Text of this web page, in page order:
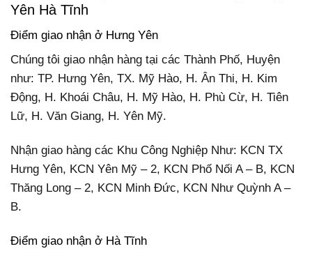
Yên Hà Tĩnh
Điểm giao nhận ở Hưng Yên
Chúng tôi giao nhận hàng tại các Thành Phố, Huyện
như: TP. Hưng Yên, TX. Mỹ Hào, H. Ân Thi, H. Kim
Động, H. Khoái Châu, H. Mỹ Hào, H. Phù Cừ, H. Tiên
Lữ, H. Văn Giang, H. Yên Mỹ.
Nhận giao hàng các Khu Công Nghiệp Như: KCN TX
Hưng Yên, KCN Yên Mỹ – 2, KCN Phố Nối A – B, KCN
Thăng Long – 2, KCN Minh Đức, KCN Như Quỳnh A –
B.
Điểm giao nhận ở Hà Tĩnh